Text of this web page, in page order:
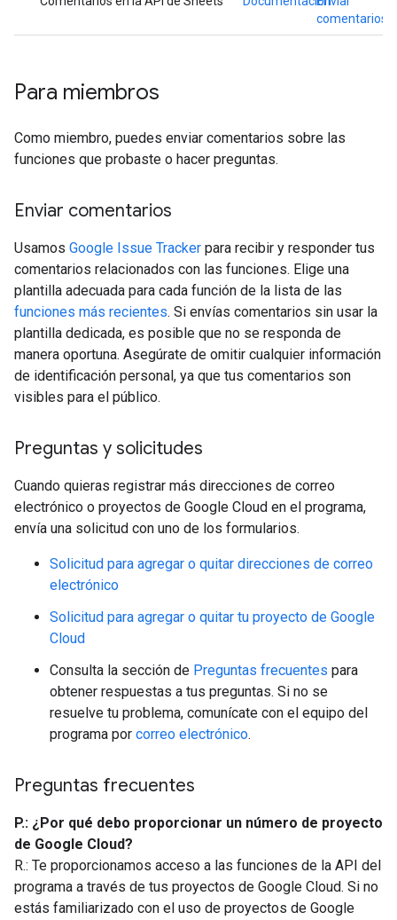
comentarios
Para miembros
Como miembro, puedes enviar comentarios sobre las
funciones que probaste o hacer preguntas.
Enviar comentarios
Usamos Google Issue Tracker para recibir y responder tus
comentarios relacionados con las funciones. Elige una
plantilla adecuada para cada función de la lista de las
funciones más recientes. Si envías comentarios sin usar la
plantilla dedicada, es posible que no se responda de
manera oportuna. Asegúrate de omitir cualquier información
de identificación personal, ya que tus comentarios son
visibles para el público.
Preguntas y solicitudes
Cuando quieras registrar más direcciones de correo
electrónico o proyectos de Google Cloud en el programa,
envía una solicitud con uno de los formularios.
Solicitud para agregar o quitar direcciones de correo
electrónico
Solicitud para agregar o quitar tu proyecto de Google
Cloud
Consulta la sección de Preguntas frecuentes para
obtener respuestas a tus preguntas. Si no se
resuelve tu problema, comunícate con el equipo del
programa por correo electrónico.
Preguntas frecuentes
P.: ¿Por qué debo proporcionar un número de proyecto
de Google Cloud?
R.: Te proporcionamos acceso a las funciones de la API del
programa a través de tus proyectos de Google Cloud. Si no
estás familiarizado con el uso de proyectos de Google